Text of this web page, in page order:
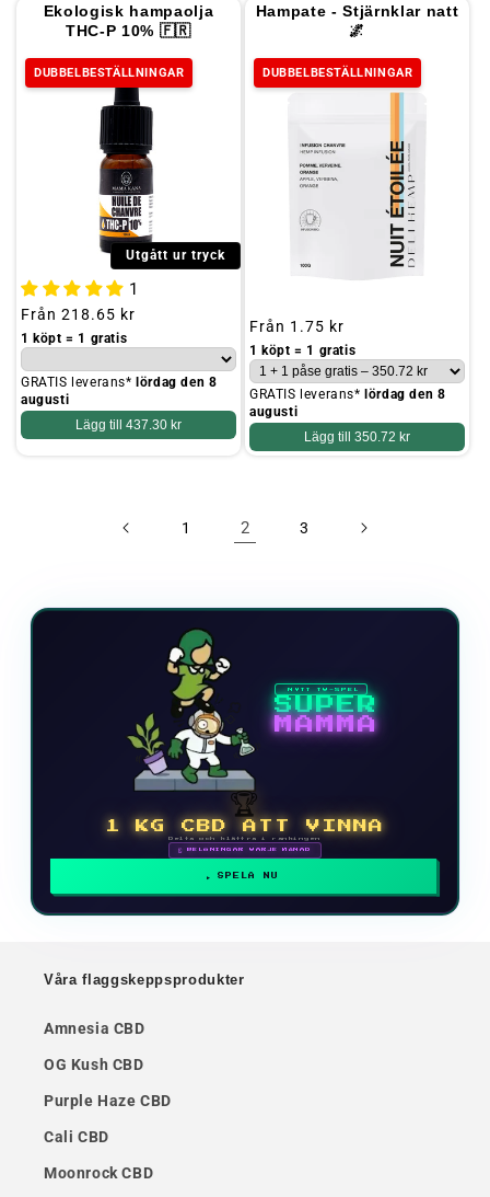
Ekologisk hampaolja
THC-P 10% 🇫🇷
DUBBELBESTÄLLNINGAR
Utgått ur tryck
1
Ordinarie
pris
Från 218.65 kr
1 köpt = 1 gratis
GRATIS leverans* lördag den 8
augusti
Lägg till 437.30 kr
Hampate - Stjärnklar natt
🌌
DUBBELBESTÄLLNINGAR
Ordinarie
pris
Från 1.75 kr
1 köpt = 1 gratis
GRATIS leverans* lördag den 8
augusti
Lägg till 350.72 kr
1 2 3
NYTT TV-SPEL
SUPER
MAMMA
🏆
1 KG CBD ATT VINNA
Delta och klättra i rankingen
🗓 BELÖNINGAR VARJE MÅNAD
SPELA NU
Våra flaggskeppsprodukter
Amnesia CBD
OG Kush CBD
Purple Haze CBD
Cali CBD
Moonrock CBD